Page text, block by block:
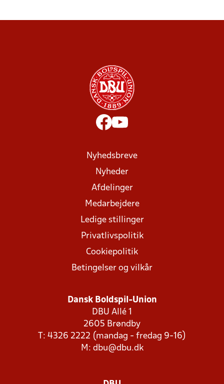
Nyhedsbreve
Nyheder
Afdelinger
Medarbejdere
Ledige stillinger
Privatlivspolitik
Cookiepolitik
Betingelser og vilkår
Dansk Boldspil-Union
DBU Allé 1
2605 Brøndby
T: 4326 2222 (mandag - fredag 9-16)
M: dbu@dbu.dk